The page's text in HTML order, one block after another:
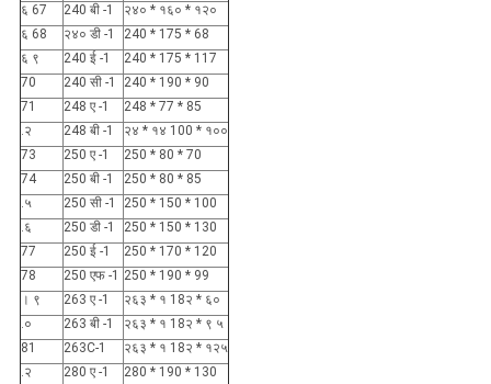
६ 67
240 बी -1
२४० * १६० * १२०
६ 68
२४० डी -1
240 * 175 * 68
६ ९
240 ई -1
240 * 175 * 117
70
240 सी -1
240 * 190 * 90
71
248 ए -1
248 * 77 * 85
.२
248 बी -1
२४ * १४ 100 * १००
73
250 ए -1
250 * 80 * 70
74
250 बी -1
250 * 80 * 85
.५
250 सी -1
250 * 150 * 100
.६
250 डी -1
250 * 150 * 130
77
250 ई -1
250 * 170 * 120
78
250 एफ -1 250 * 190 * 99
। ९
263 ए -1
२६३ * १ 18२ * ६०
.०
263 बी -1
२६३ * १ 18२ * ९ ५
81
263C-1
२६३ * १ 18२ * १२५
.२
280 ए -1
280 * 190 * 130